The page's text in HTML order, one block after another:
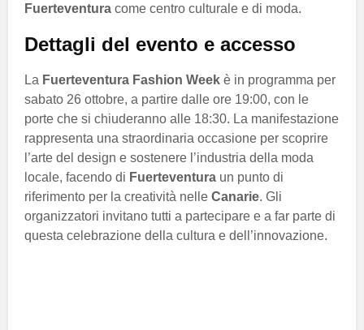
Fuerteventura come centro culturale e di moda.
Dettagli del evento e accesso
La Fuerteventura Fashion Week è in programma per
sabato 26 ottobre, a partire dalle ore 19:00, con le
porte che si chiuderanno alle 18:30. La manifestazione
rappresenta una straordinaria occasione per scoprire
l’arte del design e sostenere l’industria della moda
locale, facendo di Fuerteventura un punto di
riferimento per la creatività nelle Canarie. Gli
organizzatori invitano tutti a partecipare e a far parte di
questa celebrazione della cultura e dell’innovazione.